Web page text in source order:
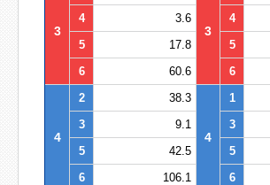
3 3
4
3.6 4
5
17.8 5
6
60.6 6
4
2 38.3
4
1
3
9.1 3
5
42.5 5
6
106.1 6